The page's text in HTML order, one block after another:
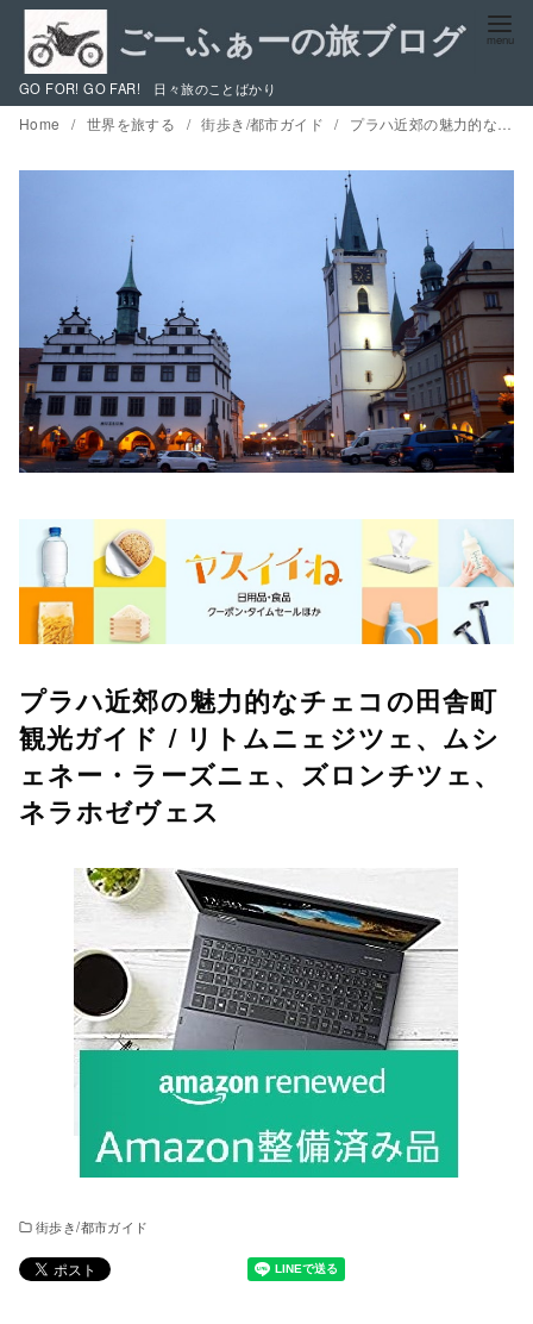
ン
GO FOR! GO FAR! 日々旅のことばかり
Home 世界を旅する 街歩き/都市ガイド プラハ近郊の魅力的なチェコの田舎町 観光ガイド / リトムニェジツェ、ムシェネー・ラーズニェ、ズロンチツェ、ネラホゼヴェス
プラハ近郊の魅力的なチェコの田舎町
観光ガイド / リトムニェジツェ、ムシ
ェネー・ラーズニェ、ズロンチツェ、
ネラホゼヴェス
街歩き/都市ガイド